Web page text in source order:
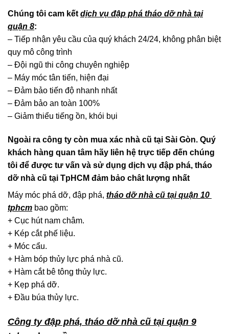
Chúng tôi cam kếtdịch vụ đập phá tháo dỡ nhà tại
quận 8:
– Tiếp nhận yêu cầu của quý khách 24/24, không phân biệt
quy mô công trình
– Đội ngũ thi công chuyên nghiệp
– Máy móc tân tiến, hiện đại
– Đảm bảo tiến độ nhanh nhất
– Đảm bảo an toàn 100%
– Giảm thiểu tiếng ồn, khói bụi
Ngoài ra công ty còn mua xác nhà cũ tại Sài Gòn. Quý
khách hàng quan tâm hãy liên hệ trực tiếp đến chúng
tôi để được tư vấn và sử dụng dịch vụ đập phá, tháo
dỡ nhà cũ tại TpHCM đảm bảo chât lượng nhất
Máy móc phá dỡ, đập phá, tháo dỡ nhà cũ tại quận 10
tphcm bao gồm:
+ Cục hút nam châm.
+ Kép cắt phế liệu.
+ Móc cẩu.
+ Hàm bóp thủy lực phá nhà cũ.
+ Hàm cắt bê tông thủy lực.
+ Kẹp phá dỡ.
+ Đầu búa thủy lực.
Công ty đập phá, tháo dỡ nhà cũ tại quận 9